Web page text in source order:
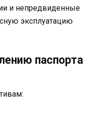
и непредвиденные
эксплуатацию
паспорта